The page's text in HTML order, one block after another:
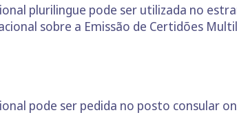
plurilingue pode ser utilizada no
sobre a Emissão de Certidões
pode ser pedida no posto consular